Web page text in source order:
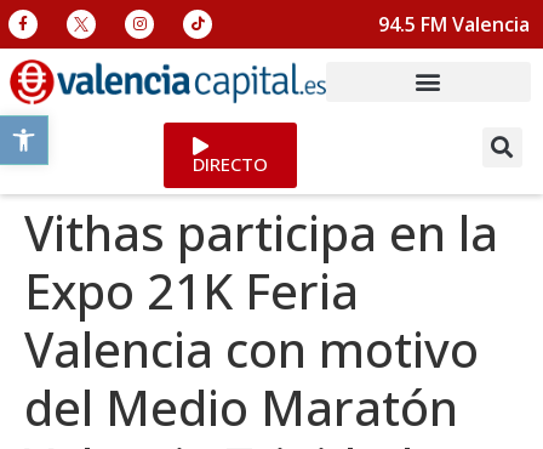
Abrir barra de herramientas
94.5 FM Valencia
DIRECTO
Vithas participa en la
Expo 21K Feria
Valencia con motivo
del Medio Maratón